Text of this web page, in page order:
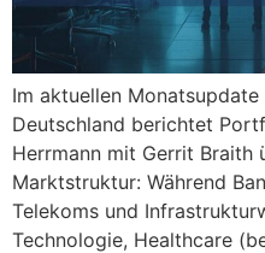
Im aktuellen Monatsupdate
Deutschland berichtet
Herrmann mit Gerrit Braith
Marktstruktur: Während
Telekoms und
Technologie, Healthcare